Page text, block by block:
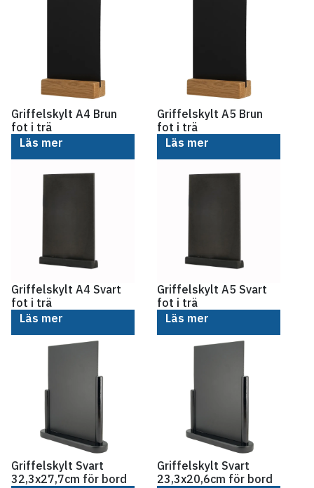
Griffelskylt A4 Brun
fot i trä
Läs mer
Griffelskylt A5 Brun
fot i trä
Läs mer
Griffelskylt A4 Svart
fot i trä
Läs mer
Griffelskylt A5 Svart
fot i trä
Läs mer
Griffelskylt Svart
32,3x27,7cm för bord
Griffelskylt Svart
23,3x20,6cm för bord